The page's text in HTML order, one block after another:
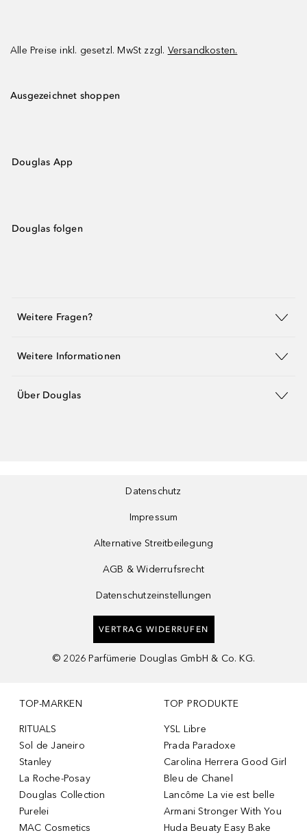
Alle Preise inkl. gesetzl. MwSt zzgl. Versandkosten.
Ausgezeichnet shoppen
Douglas App
Douglas folgen
Weitere Fragen?
Weitere Informationen
Über Douglas
Datenschutz
Impressum
Alternative Streitbeilegung
AGB & Widerrufsrecht
Datenschutzeinstellungen
VERTRAG WIDERRUFEN
© 2026 Parfümerie Douglas GmbH & Co. KG.
TOP-MARKEN
RITUALS
Sol de Janeiro
Stanley
La Roche-Posay
Douglas Collection
Purelei
MAC Cosmetics
TOP PRODUKTE
YSL Libre
Prada Paradoxe
Carolina Herrera Good Girl
Bleu de Chanel
Lancôme La vie est belle
Armani Stronger With You
Huda Beuaty Easy Bake